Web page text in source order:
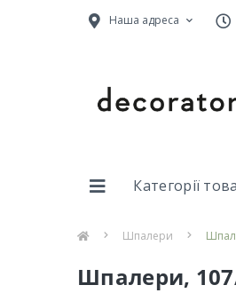
Наша адреса
Категорії
Шпалери
Шпалери,